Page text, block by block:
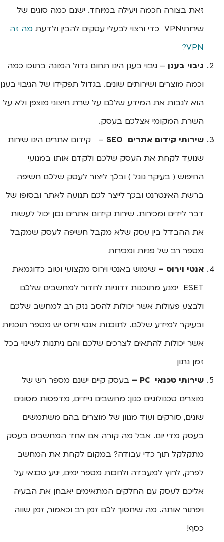
זאת בצורה חכמה ויעילה במיוחד. ישנם כמה סוגים של
שירותיVPN כדי ורצוי לבעלי עסקים להבין ולדעת
מה זה
VPN?
גיבוי בענן – גיבוי בענן הינו תחום גדול המונה בתוכו כמה
וכמה מוצרים ושירותים שונים. בגדול תפקידו של הגיבוי בענן
הוא לגבות את המידע שלכם על שרת חיצוני מוצפן ולא על
השרת המקומי אצלכם בעסק.
שירותי קידום אתרים SEO
– קידום אתרים הינו שירות
שנועד לקחת את העסק שלכם ולקדם אותו במנועי
החיפוש ( בעיקר גוגל ) ובכך ליצור לעסק שלכם חשיפה
ברשת האינטרנט ובכך לייצר לכם תנועה לאתר ובסופו של
דבר לידים ומכירות. שירות קידום אתרים נכון יכול לעשות
את ההבדל בין עסק שלא מקבל חשיפה לעסק שמקבל
מספר רב של פניות ומכירות
אנטי וירוס – שימוש באנטי וירוס מקצועי וטוב כדוגמאת
ESET ימנע מתוכנות זדוניות לחדור למחשבים שלכם
ולבצע פעולות אשר יכולות להסב נזק רב למחשב שלכם
ובעיקר למידע שלכם. לתוכנות אנטי וירוס יש מספר תוכניות
אשר יכולות להתאים לצרכים שלכם והם ניתנות לשינוי בכל
זמן נתון
שירותי טכנאי PC –
בעסק קיים ישנם מספר רש של
מוצרים טכנולוגיים כגון: מחשבים ניידים, מדפסות מסוגים
שונים, סורקים ועוד מגוון של מוצרים בהם משתמשים
בעסק מדי יום. אבל מה קורה אם אחד המחשבים בעסק
מתקלקל תוך כדי עבודה? במקום לקחת את המחשב
לפרק, לרוץ למעבדה ולחכות מספר ימים, יגיע טכנאי על
אליכם לעסק עם החלקים המתאימים יאבחן את הבעיה
ויפתור אותה. מה שיחסוך לכם זמן רב וכאמור, זמן שווה
כסף!